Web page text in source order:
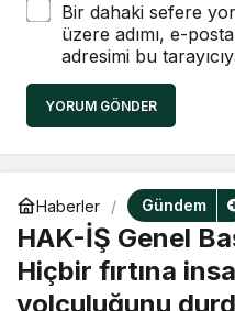
Bir dahaki sefere
üzere adımı, e-
adresimi bu
YORUM GÖNDER
Haberler Gündem
HAK-İŞ Genel
Hiçbir fırtına
yolculuğunu